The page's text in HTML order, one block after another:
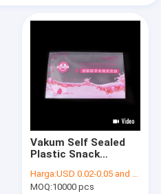
Vakum Self Sealed
Plastic Snack
Sisi
Harga:USD 0.02-0.05 and negotiation
MOQ:10000 pcs